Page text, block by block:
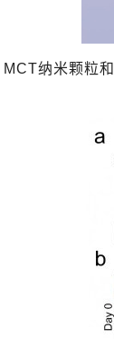
MCT纳米颗粒和